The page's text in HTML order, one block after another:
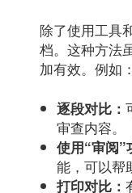
除了使用工具
档。这种方法
加有效。例如：
逐段对比：
审查内容。
使用“审阅”
能，可以帮
打印对比：